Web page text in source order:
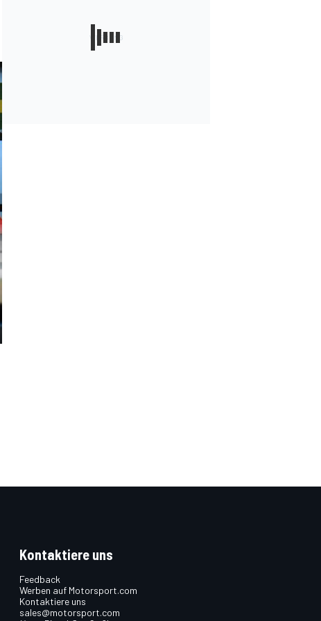
Kontaktiere uns
Feedback
Werben auf Motorsport.com
Kontaktiere uns
sales@motorsport.com